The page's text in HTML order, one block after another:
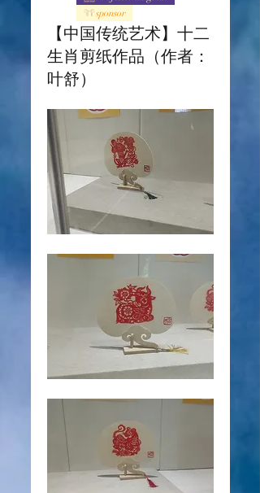
sponsor
【中国传统艺术】十二
生肖剪纸作品（作者：
叶舒）